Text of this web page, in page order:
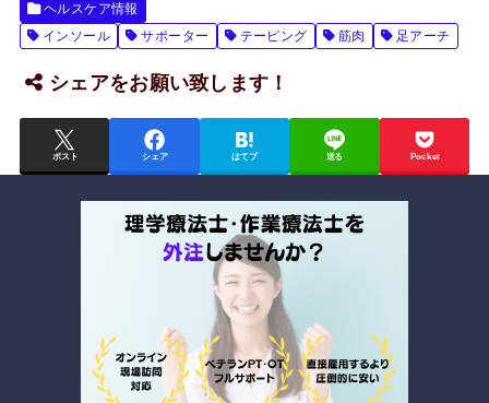
ヘルスケア情報
インソール
サポーター テーピング 筋肉 足アーチ
シェアをお願い致します！
ポスト シェア はてブ 送る Pocket